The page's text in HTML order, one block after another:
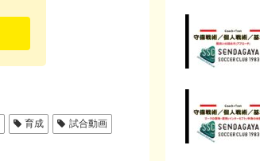
育成 試合動画